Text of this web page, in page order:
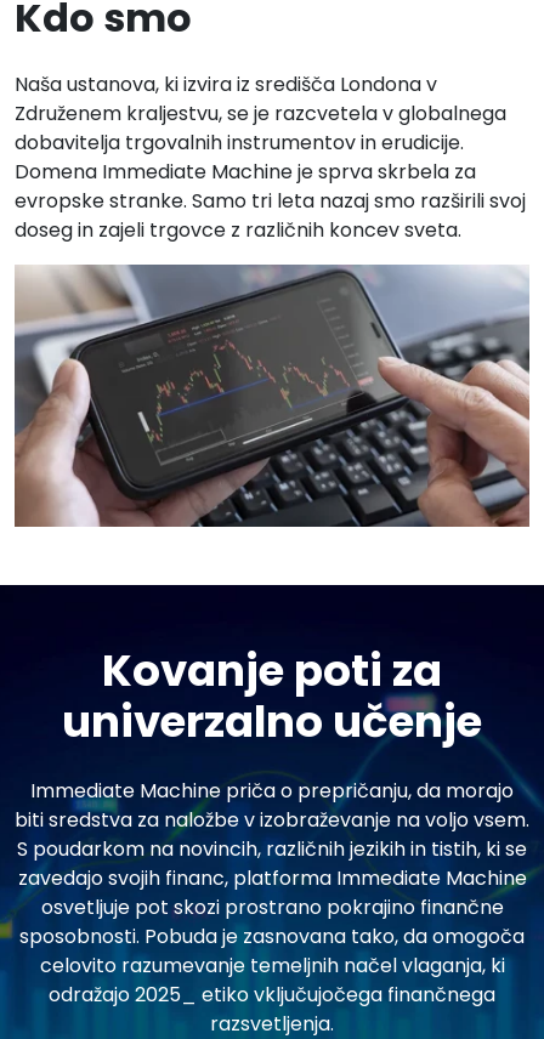
Kdo smo
Naša ustanova, ki izvira iz središča Londona v
Združenem kraljestvu, se je razcvetela v globalnega
dobavitelja trgovalnih instrumentov in erudicije.
Domena Immediate Machine je sprva skrbela za
evropske stranke. Samo tri leta nazaj smo razširili svoj
doseg in zajeli trgovce z različnih koncev sveta.
Kovanje poti za
univerzalno učenje
Immediate Machine priča o prepričanju, da morajo
biti sredstva za naložbe v izobraževanje na voljo vsem.
S poudarkom na novincih, različnih jezikih in tistih, ki se
zavedajo svojih financ, platforma Immediate Machine
osvetljuje pot skozi prostrano pokrajino finančne
sposobnosti. Pobuda je zasnovana tako, da omogoča
celovito razumevanje temeljnih načel vlaganja, ki
odražajo 2025_ etiko vključujočega finančnega
razsvetljenja.